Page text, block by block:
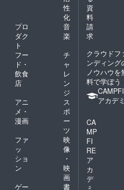
性
化
プロ
ダク
ト
音
楽
フー
ド・
飲食
店
チ
ャ
レ
ン
ジ
アニ
メ・
漫画
ス
ポ
ー
ツ
ファ
ッ
ショ
ン
映
像
・
映
画
ゲー
書
資
料
請
求
クラウドフ
ンディング
ノウハウを
料で学ぼう
アカデ
CA
MP
FI
RE
ア
カ
デ